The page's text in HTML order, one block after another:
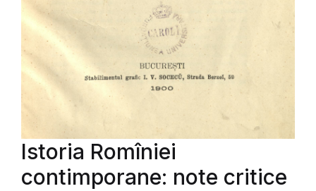
Istoria Romîniei
contimporane: note critice